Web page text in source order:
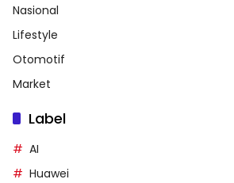
Nasional
Lifestyle
Otomotif
Market
Label
AI
Huawei